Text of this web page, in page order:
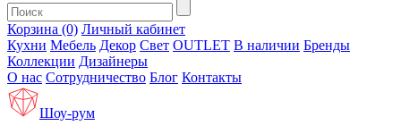
Корзина (0) Личный кабинет
Кухни Мебель Декор Свет OUTLET В наличии Бренды
Коллекции Дизайнеры
О нас Сотрудничество Блог Контакты
Шоу-рум